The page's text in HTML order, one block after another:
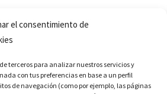
el consentimiento de
terceros para analizar nuestros servicios y
con tus preferencias en base a un perfil
de navegación (como por ejemplo, las páginas